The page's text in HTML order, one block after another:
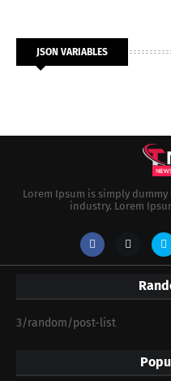
JSON VARIABLES
Lorem Ipsum is simply
industry. Lorem
3/random/post-list